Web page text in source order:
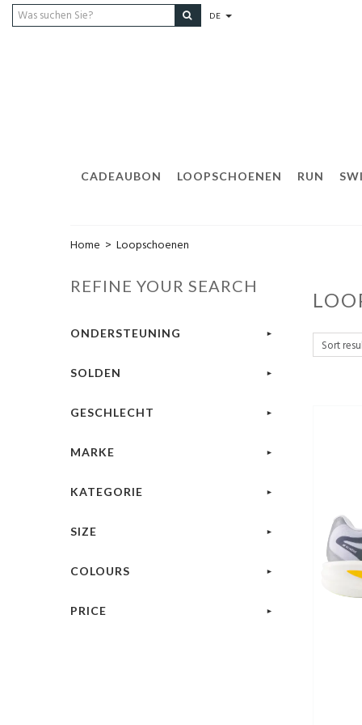
DE
CADEAUBON LOOPSCHOENEN RUN
Home > Loopschoenen
REFINE YOUR SEARCH
ONDERSTEUNING
SOLDEN
GESCHLECHT
MARKE
KATEGORIE
SIZE
COLOURS
PRICE